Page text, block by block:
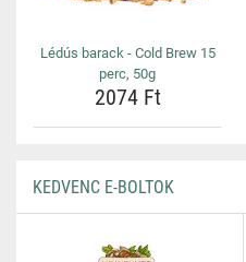
Lédús barack - Cold Brew 15
perc, 50g
2074 Ft
KEDVENC E-BOLTOK